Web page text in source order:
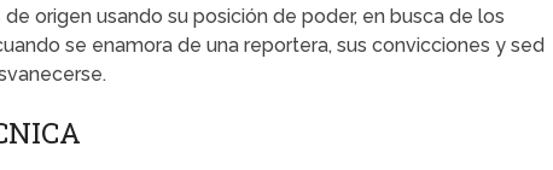
de origen usando su posición de poder, en busca de los
se enamora de una reportera, sus convicciones y sed